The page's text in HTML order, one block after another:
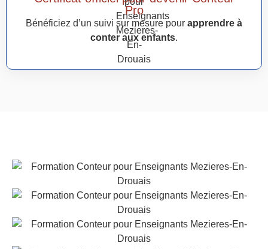
Pro
Bénéficiez d’un suivi sur mesure pour apprendre à
conter aux enfants.